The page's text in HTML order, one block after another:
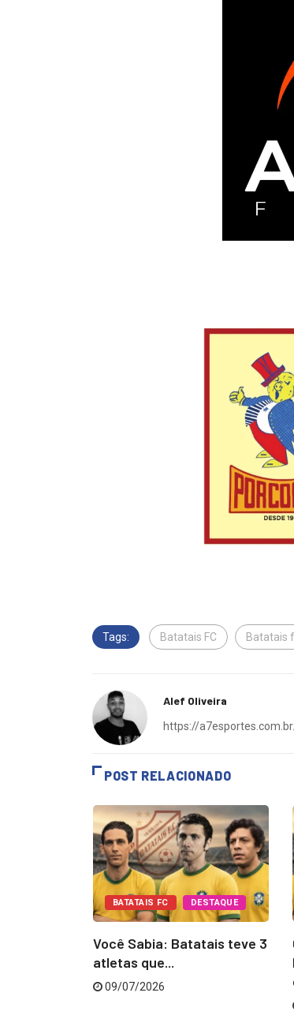
Tags: Batatais FC Batatais
Alef Oliveira
https://
POST RELACIONADO
BATATAIS FC DESTAQUE
Você Sabia: Batatais teve 3
atletas que...
09/07/2026